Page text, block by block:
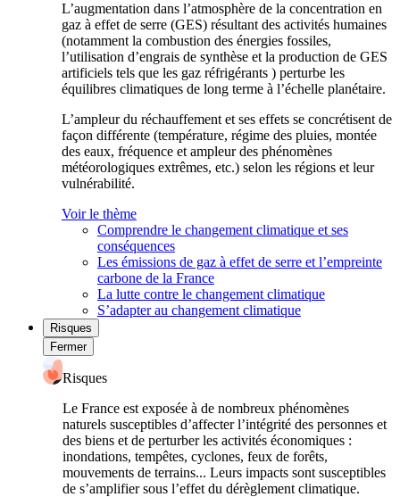
L’augmentation dans l’atmosphère de la concentration en
gaz à effet de serre (GES) résultant des activités humaines
(notamment la combustion des énergies fossiles,
l’utilisation d’engrais de synthèse et la production de GES
artificiels tels que les gaz réfrigérants ) perturbe les
équilibres climatiques de long terme à l’échelle planétaire.
L’ampleur du réchauffement et ses effets se concrétisent de
façon différente (température, régime des pluies, montée
des eaux, fréquence et ampleur des phénomènes
météorologiques extrêmes, etc.) selon les régions et leur
vulnérabilité.
Voir le thème
Comprendre le changement climatique et ses
conséquences
Les émissions de gaz à effet de serre et l’empreinte
carbone de la France
La lutte contre le changement climatique
S’adapter au changement climatique
Risques
Fermer
Risques
Le France est exposée à de nombreux phénomènes
naturels susceptibles d’affecter l’intégrité des personnes et
des biens et de perturber les activités économiques :
inondations, tempêtes, cyclones, feux de forêts,
mouvements de terrains... Leurs impacts sont susceptibles
de s’amplifier sous l’effet du dérèglement climatique.